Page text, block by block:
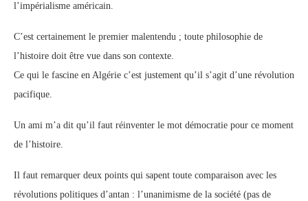
l’impérialisme américain.
C’est certainement le premier malentendu ; toute philosophie de
l’histoire doit être vue dans son contexte.
Ce qui le fascine en Algérie c’est justement qu’il s’agit d’une révolution
pacifique.
Un ami m’a dit qu’il faut réinventer le mot démocratie pour ce moment
de l’histoire.
Il faut remarquer deux points qui sapent toute comparaison avec les
révolutions politiques d’antan : l’unanimisme de la société (pas de